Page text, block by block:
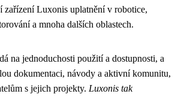
zařízení Luxonis uplatnění v robotice,
a mnoha dalších oblastech.
na jednoduchosti použití a dostupnosti, a
dokumentaci, návody a aktivní komunitu,
s jejich projekty. Luxonis tak